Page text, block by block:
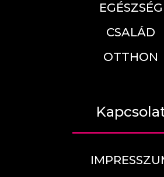
EGÉSZSÉG
CSALÁD
OTTHON